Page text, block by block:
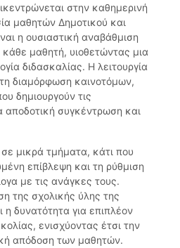
στην καθημερινή
μαθητών Δημοτικού και
η ουσιαστική αναβάθμιση
μαθητή, υιοθετώντας μια
διδασκαλίας. Η λειτουργία
διαμόρφωση καινοτόμων,
δημιουργούν τις
αποδοτική συγκέντρωση και
μικρά τμήματα, κάτι που
επίβλεψη και τη ρύθμιση
με τις ανάγκες τους.
της σχολικής ύλης της
δυνατότητα για επιπλέον
ενισχύοντας έτσι την
απόδοση των μαθητών.